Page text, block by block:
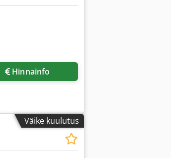
Hinnainfo
Väike kuulutus